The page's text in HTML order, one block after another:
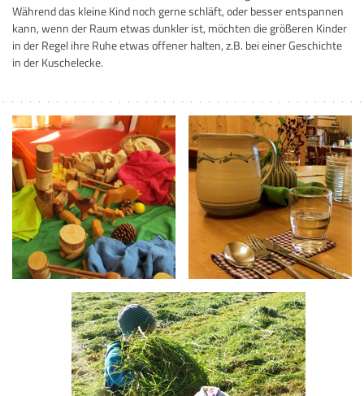
Während das kleine Kind noch gerne schläft, oder besser entspannen
kann, wenn der Raum etwas dunkler ist, möchten die größeren Kinder
in der Regel ihre Ruhe etwas offener halten, z.B. bei einer Geschichte
in der Kuschelecke.